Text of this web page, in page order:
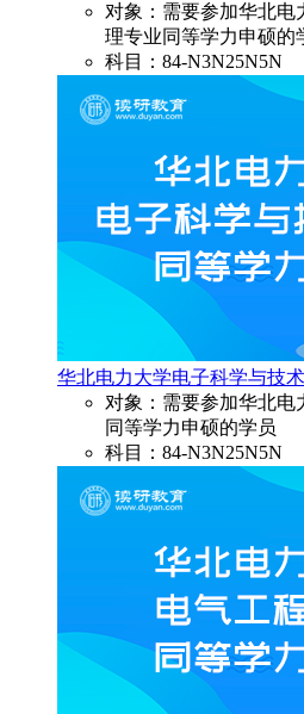
对象：需要参加华北电
理专业同等学力申硕的
科目：84-N3N25N5N
华北电力大学电子科学与技
对象：需要参加华北电
同等学力申硕的学员
科目：84-N3N25N5N